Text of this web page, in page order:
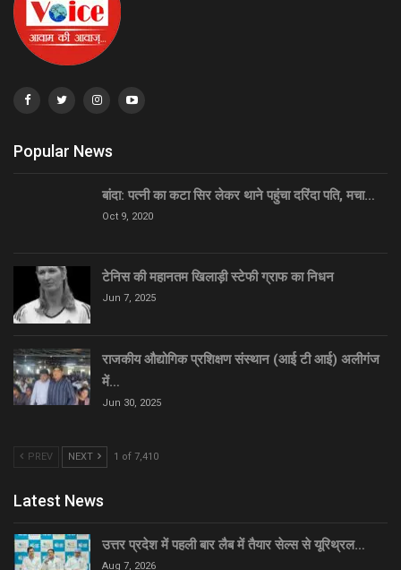
Popular News
बांदा: पत्नी का कटा सिर लेकर थाने पहुंचा दरिंदा पति, मचा…
Oct 9, 2020
टेनिस की महानतम खिलाड़ी स्टेफी ग्राफ का निधन
Jun 7, 2025
राजकीय औद्योगिक प्रशिक्षण संस्थान (आई टी आई) अलीगंज
में…
Jun 30, 2025
PREV NEXT 1 of 7,410
Latest News
उत्तर प्रदेश में पहली बार लैब में तैयार सेल्स से यूरिथ्रल…
Aug 7, 2026